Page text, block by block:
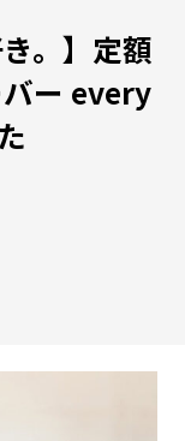
。】定額
ー every